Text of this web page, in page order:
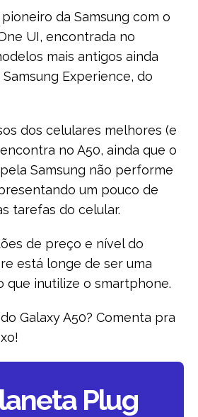
da Samsung com o
UI, encontrada no
mais antigos ainda
Experience, do
dos celulares melhores (e
no A50, ainda que o
Samsung não performe
um pouco de
tarefas do celular.
de preço e nível do
está longe de ser uma
que inutilize o smartphone.
Galaxy A50? Comenta pra
Plug